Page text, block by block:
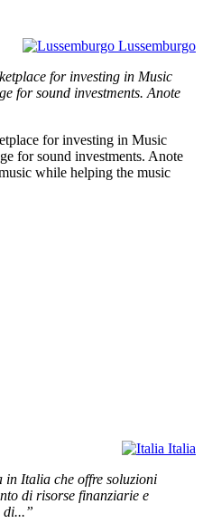
Lussemburgo
for investing in Music
for sound investments. Anote
for investing in Music
for sound investments. Anote
while helping the music
Italia
in Italia che offre soluzioni
di risorse finanziarie e
di...”